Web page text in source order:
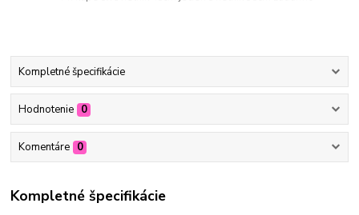
Kompletné špecifikácie
Hodnotenie 0
Komentáre 0
Kompletné špecifikácie